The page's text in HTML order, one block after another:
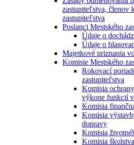
zastupiteľstva, členov
zastupiteľstva
Poslanci Mestského
Údaje o
Údaje o
Majetkové priznania
Komisie Mestského
Rokovací
zastupiteľstva
Komisia
výkone funkcií
Komisia
Komisia
dopravy
Komisia
Komisia školstva